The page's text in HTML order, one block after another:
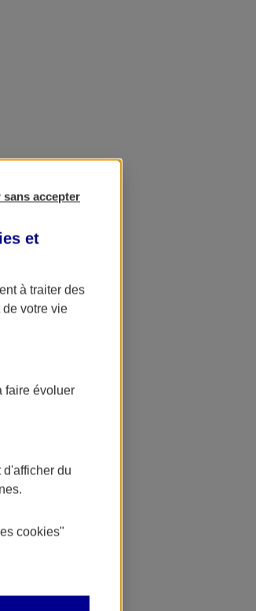
accepter
et
à traiter des
votre vie
faire évoluer
du
cookies"